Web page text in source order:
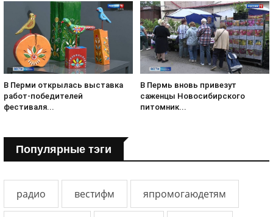
В Перми открылась выставка
работ-победителей
фестиваля...
В Пермь вновь привезут
саженцы Новосибирского
питомник...
Популярные тэги
радио вестифм япромогаюдетям